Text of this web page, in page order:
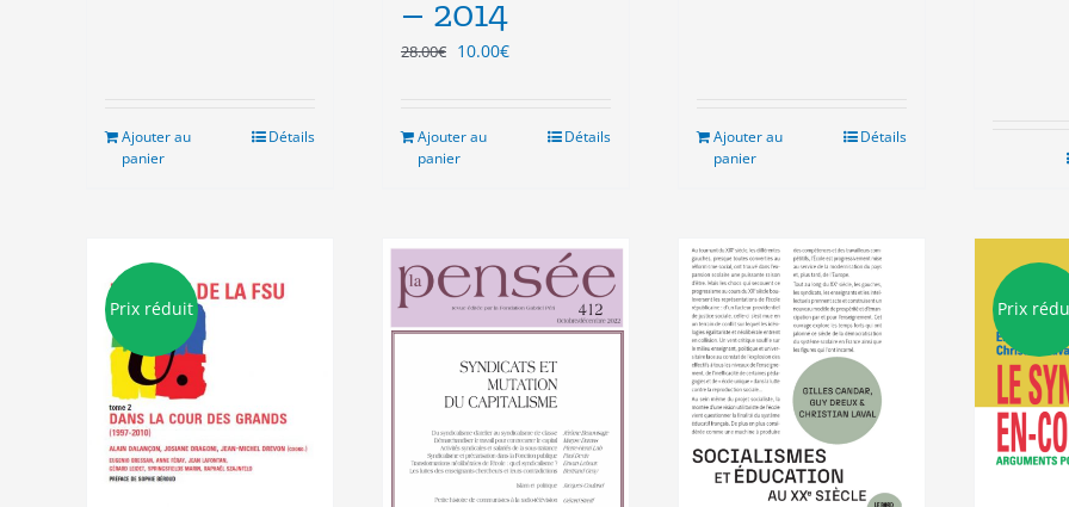
Ajouter au
panier
Détails
– 2014
28.00€ Le
28.00€.
10.00€Le
Ajouter au
panier
Détails
Ajouter au
panier
Détails
Prix réduit Prix